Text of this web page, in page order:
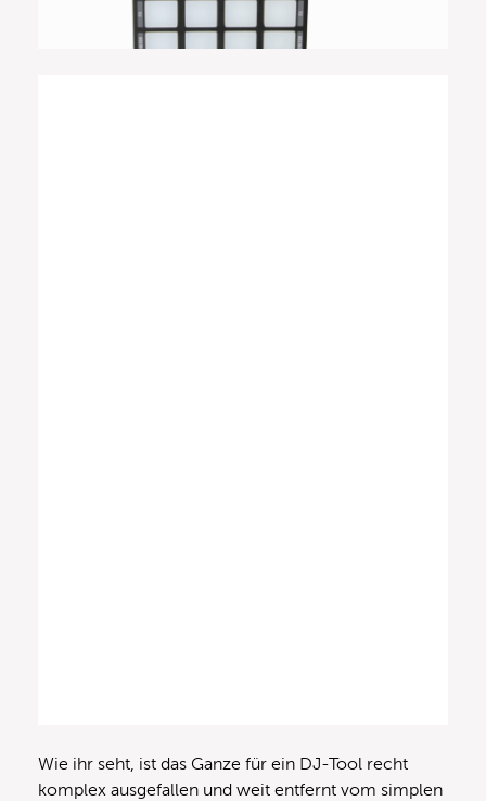
Wie ihr seht, ist das Ganze für ein DJ-Tool recht
komplex ausgefallen und weit entfernt vom simplen